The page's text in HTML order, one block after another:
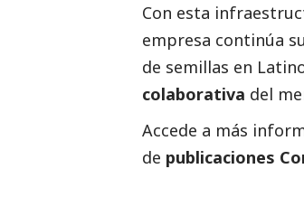
Con esta
empresa continúa
de semillas en
colaborativa del
Accede a más
de publicaciones